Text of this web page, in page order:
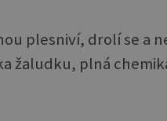
plesniví, drolí se a
žaludku, plná